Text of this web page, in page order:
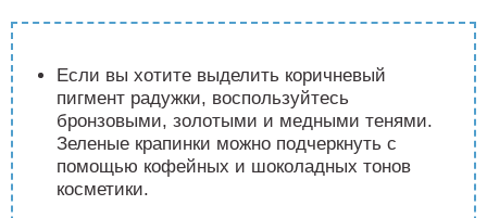
Если вы хотите выделить коричневый
пигмент радужки, воспользуйтесь
бронзовыми, золотыми и медными тенями.
Зеленые крапинки можно подчеркнуть с
помощью кофейных и шоколадных тонов
косметики.